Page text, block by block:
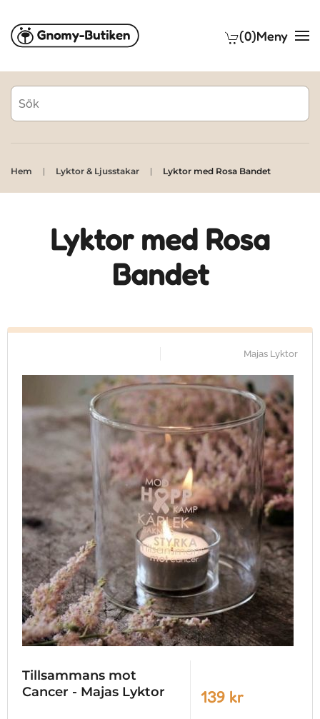
Skip to main content (0)Meny
Hem Lyktor & Ljusstakar Lyktor med Rosa Bandet
Lyktor med Rosa
Bandet
Majas Lyktor
Tillsammans mot
Cancer - Majas Lyktor
139 kr